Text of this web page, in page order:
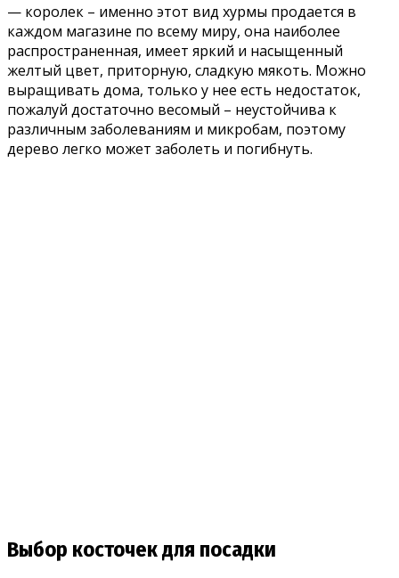
— королек – именно этот вид хурмы продается в
каждом магазине по всему миру, она наиболее
распространенная, имеет яркий и насыщенный
желтый цвет, приторную, сладкую мякоть. Можно
выращивать дома, только у нее есть недостаток,
пожалуй достаточно весомый – неустойчива к
различным заболеваниям и микробам, поэтому
дерево легко может заболеть и погибнуть.
Выбор косточек для посадки